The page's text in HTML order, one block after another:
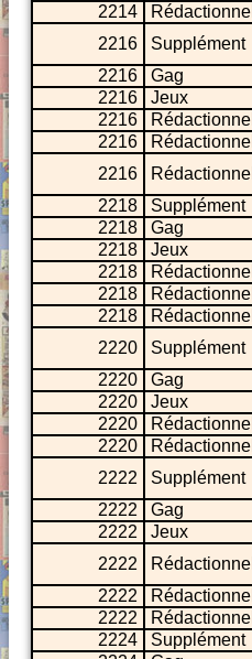
2214
Rédactionnel
2216
Supplément
2216
Gag
2216
Jeux
2216
Rédactionnel
2216
Rédactionnel
2216
Rédactionnel
2218
Supplément
2218
Gag
2218
Jeux
2218
Rédactionnel
2218
Rédactionnel
2218
Rédactionnel
2220
Supplément
2220
Gag
2220
Jeux
2220
Rédactionnel
2220
Rédactionnel
2222
Supplément
2222
Gag
2222
Jeux
2222
Rédactionnel
2222
Rédactionnel
2222
Rédactionnel
2224
Supplément